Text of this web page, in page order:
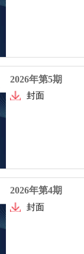
2026年第5期
封面
2026年第4期
封面